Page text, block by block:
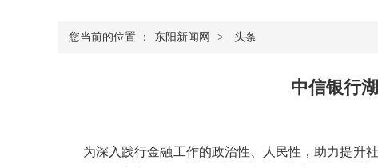
您当前的位置 ： 东阳新闻网 > 头条
中信银行
为深入践行金融工作的政治性、人民性，助力提升